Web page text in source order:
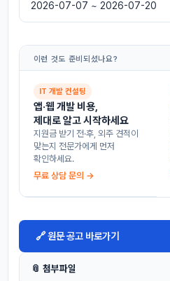
2026-07-07 ~ 2026-07-20
이런 것도 준비되셨나요?
IT 개발 컨설팅
앱·웹 개발 비용,
제대로 알고 시작하세요
지원금 받기 전·후, 외주 견적이
맞는지 전문가에게 먼저
확인하세요.
무료 상담 문의 →
🔗 원문 공고 바로가기
📎 첨부파일